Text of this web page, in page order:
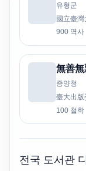
유형군
國立臺
900 역사
無善
증양청
臺大出版
100 철학
전국 도서관